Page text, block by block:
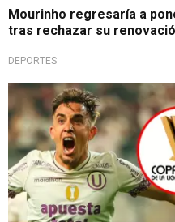
Mourinho regresaría a
tras rechazar su
DEPORTES
Regresa campeonato